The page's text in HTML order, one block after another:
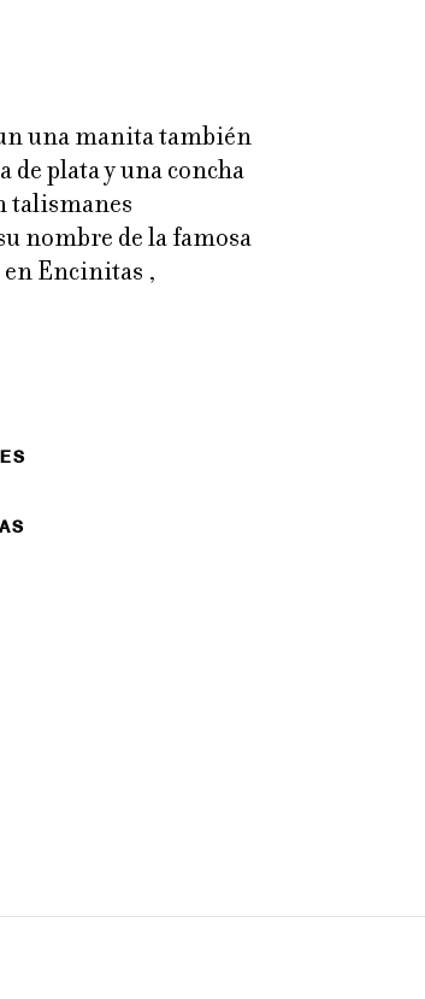
una manita también
de plata y una concha
talismanes
nombre de la famosa
Encinitas ,